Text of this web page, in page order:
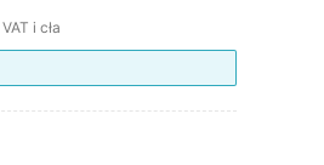
i cła